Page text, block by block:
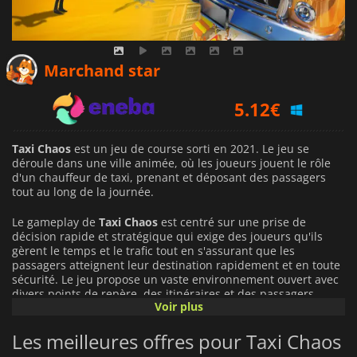
Marchand star
5.12€
5.75€
Taxi Chaos est un jeu de course sorti en 2021. Le jeu se
déroule dans une ville animée, où les joueurs jouent le rôle
d'un chauffeur de taxi, prenant et déposant des passagers
tout au long de la journée.
Le gameplay de Taxi Chaos est centré sur une prise de
décision rapide et stratégique qui exige des joueurs qu'ils
gèrent le temps et le trafic tout en s'assurant que les
passagers atteignent leur destination rapidement et en toute
sécurité. Le jeu propose un vaste environnement ouvert avec
divers points de repère, des itinéraires et des passagers
variés. Les joueurs peuvent choisir entre deux chauffeurs de
attributs uniques.
Voir plus
Les meilleures offres pour Taxi Chaos